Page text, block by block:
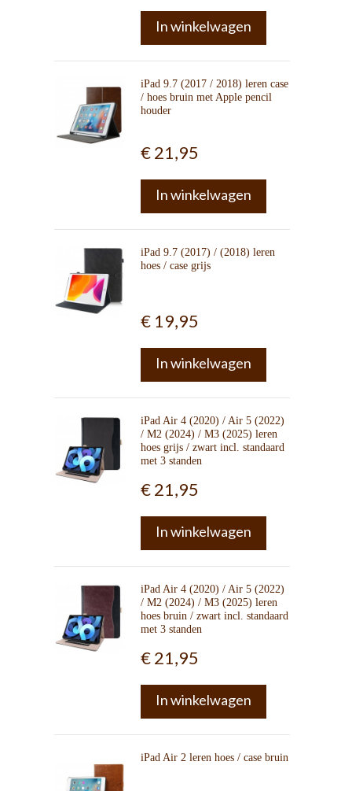
In winkelwagen
iPad 9.7 (2017 / 2018) leren case
/ hoes bruin met Apple pencil
houder
€ 21,95
In winkelwagen
iPad 9.7 (2017) / (2018) leren
hoes / case grijs
€ 19,95
In winkelwagen
iPad Air 4 (2020) / Air 5 (2022)
/ M2 (2024) / M3 (2025) leren
hoes grijs / zwart incl. standaard
met 3 standen
€ 21,95
In winkelwagen
iPad Air 4 (2020) / Air 5 (2022)
/ M2 (2024) / M3 (2025) leren
hoes bruin / zwart incl. standaard
met 3 standen
€ 21,95
In winkelwagen
iPad Air 2 leren hoes / case bruin